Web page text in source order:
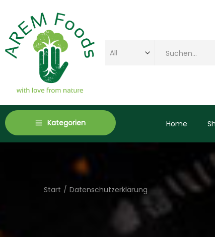
Kategorien Home
Start / Datenschutzerklärung